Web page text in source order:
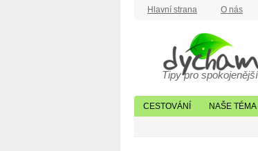
Hlavní strana O nás
Tipy pro
CESTOVÁNÍ NAŠE TÉMA